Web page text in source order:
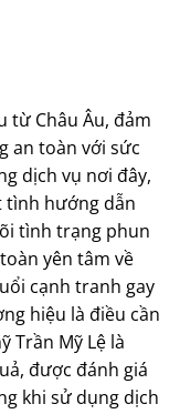
từ Châu Âu, đảm
an toàn với sức
dịch vụ nơi đây,
tình hướng dẫn
tình trạng phun
yên tâm về
cạnh tranh gay
hiệu là điều cần
Trần Mỹ Lệ là
được đánh giá
khi sử dụng dịch